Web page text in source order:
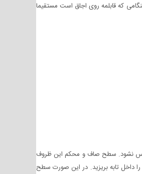
که قابلمه روی اجاق است مستقیما
نشود. سطح صاف و محکم این ظروف
داخل تابه بریزید. در این صورت سطح